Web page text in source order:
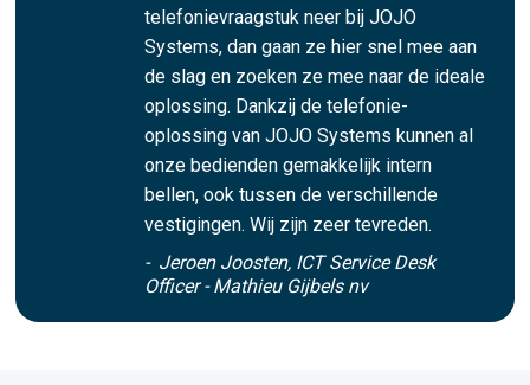
telefonievraagstuk neer bij JOJO
Systems, dan gaan ze hier snel mee aan
de slag en zoeken ze mee naar de ideale
oplossing. Dankzij de telefonie-
oplossing van JOJO Systems kunnen al
onze bedienden gemakkelijk intern
bellen, ook tussen de verschillende
vestigingen. Wij zijn zeer tevreden.
- Jeroen Joosten, ICT Service Desk
Officer - Mathieu Gijbels nv